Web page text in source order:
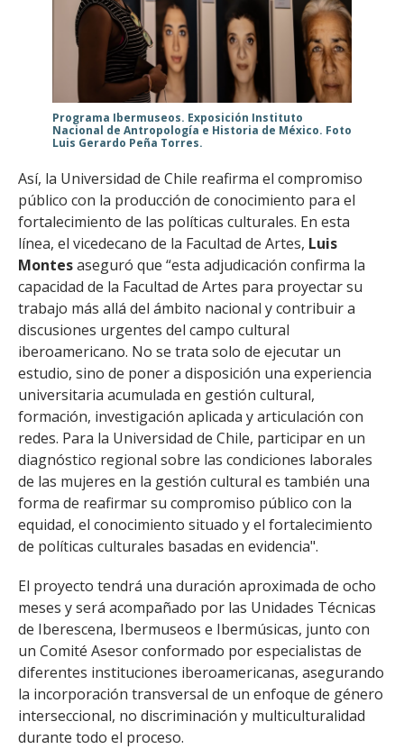
Programa Ibermuseos. Exposición Instituto
Nacional de Antropología e Historia de México. Foto
Luis Gerardo Peña Torres.
Así, la Universidad de Chile reafirma el compromiso
público con la producción de conocimiento para el
fortalecimiento de las políticas culturales. En esta
línea, el vicedecano de la Facultad de Artes, Luis
Montesaseguró que “esta adjudicación confirma la
capacidad de la Facultad de Artes para proyectar su
trabajo más allá del ámbito nacional y contribuir a
discusiones urgentes del campo cultural
iberoamericano. No se trata solo de ejecutar un
estudio, sino de poner a disposición una experiencia
universitaria acumulada en gestión cultural,
formación, investigación aplicada y articulación con
redes. Para la Universidad de Chile, participar en un
diagnóstico regional sobre las condiciones laborales
de las mujeres en la gestión cultural es también una
forma de reafirmar su compromiso público con la
equidad, el conocimiento situado y el fortalecimiento
de políticas culturales basadas en evidencia".
El proyecto tendrá una duración aproximada de ocho
meses y será acompañado por las Unidades Técnicas
de Iberescena, Ibermuseos e Ibermúsicas, junto con
un Comité Asesor conformado por especialistas de
diferentes instituciones iberoamericanas, asegurando
la incorporación transversal de un enfoque de género
interseccional, no discriminación y multiculturalidad
durante todo el proceso.